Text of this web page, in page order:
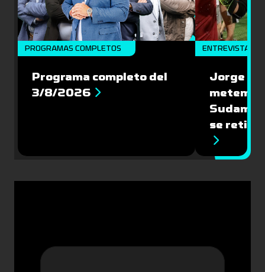
PROGRAMAS COMPLETOS
Programa completo del
3/8/2026
ENTREVISTAS
Jorge
se retira